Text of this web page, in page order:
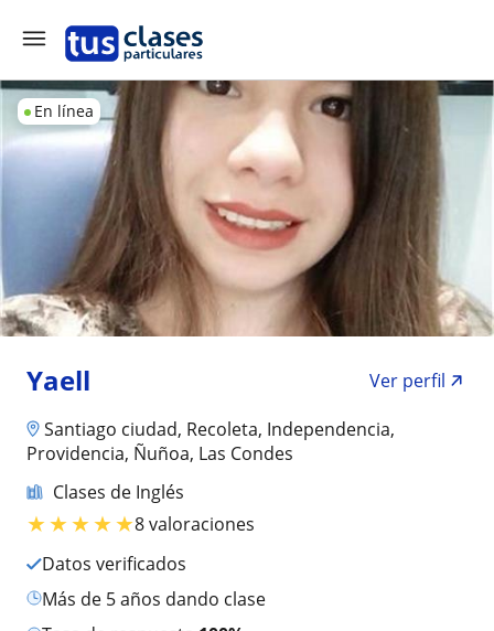
En línea
Yaell
Ver perfil
Santiago ciudad, Recoleta, Independencia,
Providencia, Ñuñoa, Las Condes
Clases de Inglés
★★★★★8 valoraciones
Datos verificados
más de 5 años dando clase